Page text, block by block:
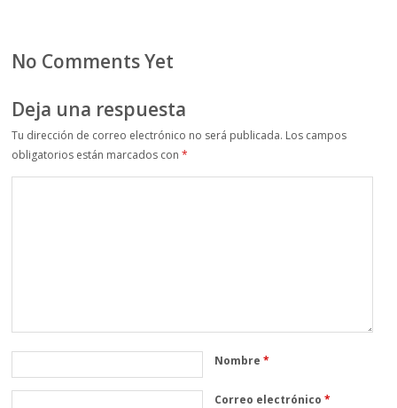
No Comments Yet
Deja una respuesta
Tu dirección de correo electrónico no será publicada. Los campos
obligatorios están marcados con*
Nombre*
Correo electrónico*